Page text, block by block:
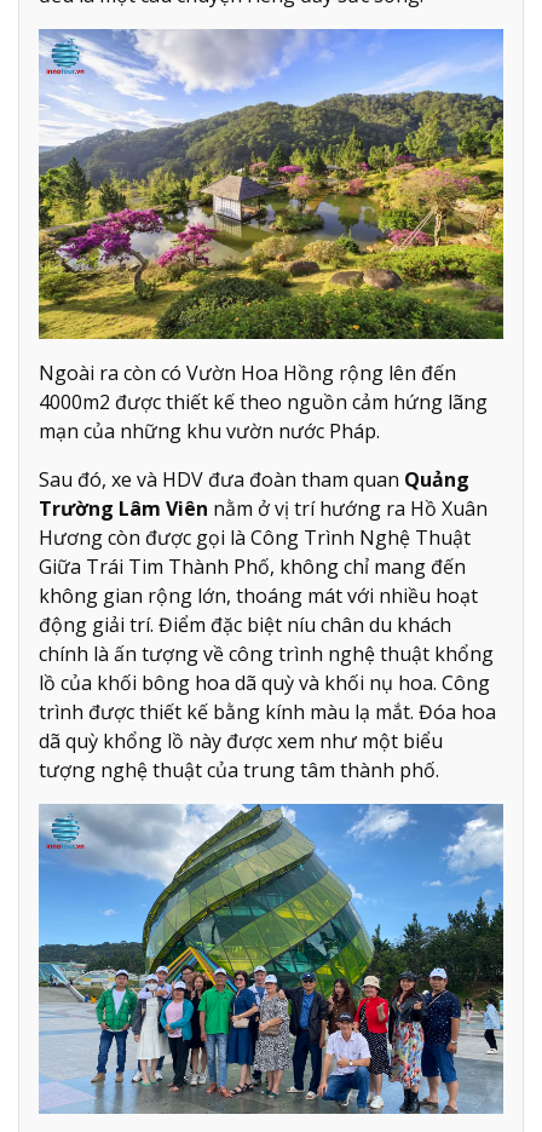
Ngoài ra còn có Vườn Hoa Hồng rộng lên đến
4000m2 được thiết kế theo nguồn cảm hứng lãng
mạn của những khu vườn nước Pháp.
Sau đó, xe và HDV đưa đoàn tham quan Quảng
Trường Lâm Viên nằm ở vị trí hướng ra Hồ Xuân
Hương còn được gọi là Công Trình Nghệ Thuật
Giữa Trái Tim Thành Phố, không chỉ mang đến
không gian rộng lớn, thoáng mát với nhiều hoạt
động giải trí. Điểm đặc biệt níu chân du khách
chính là ấn tượng về công trình nghệ thuật khổng
lồ của khối bông hoa dã quỳ và khối nụ hoa. Công
trình được thiết kế bằng kính màu lạ mắt. Đóa hoa
dã quỳ khổng lồ này được xem như một biểu
tượng nghệ thuật của trung tâm thành phố.